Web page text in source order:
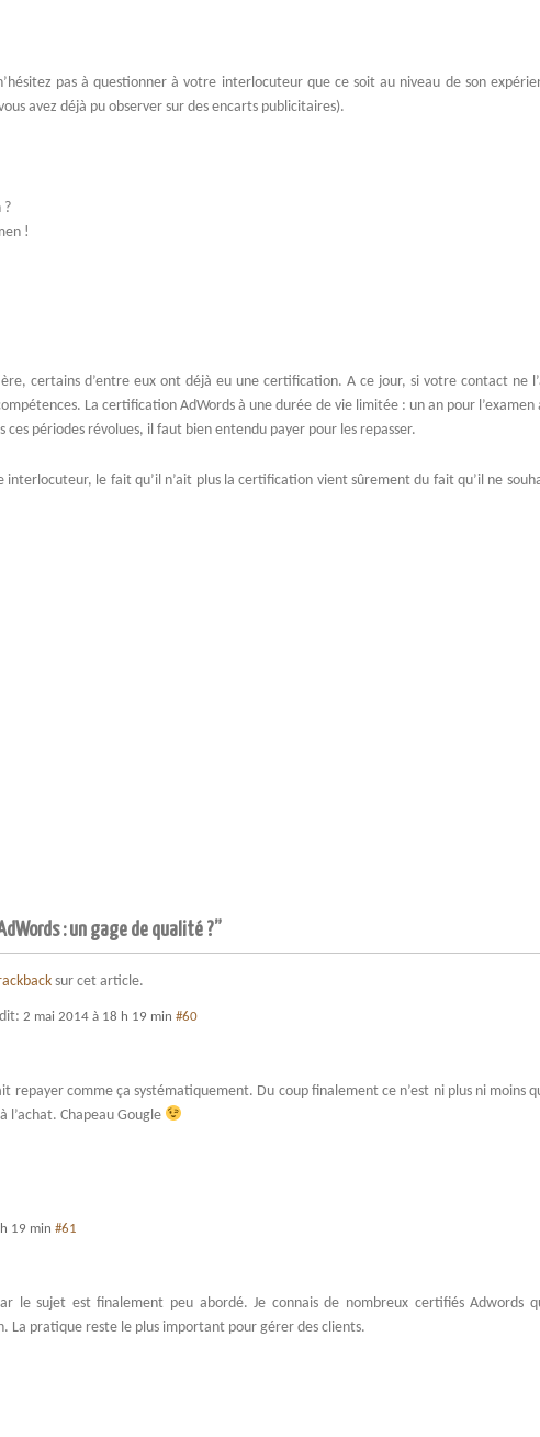
pas à questionner à votre interlocuteur que ce soit au niveau de son
avez déjà pu observer sur des encarts publicitaires).
?
!
certains d’entre eux ont déjà eu une certification. A ce jour, si votre contact ne
La certification AdWords à une durée de vie limitée : un an pour l’examen
ces périodes révolues, il faut bien entendu payer pour les repasser.
interlocuteur, le fait qu’il n’ait plus la certification vient sûrement du fait qu’il ne
: un gage de qualité ?”
sur cet article.
dit: 2 mai 2014 à 18 h 19 min #60
repayer comme ça systématiquement. Du coup finalement ce n’est ni plus ni moins
l’achat. Chapeau Gougle
19 min #61
le sujet est finalement peu abordé. Je connais de nombreux certifiés Adwords
La pratique reste le plus important pour gérer des clients.